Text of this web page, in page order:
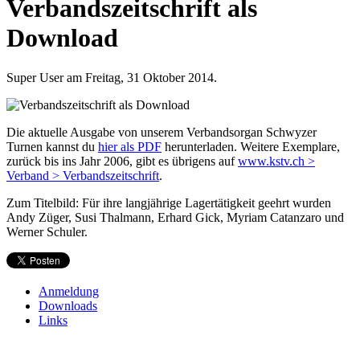
Verbandszeitschrift als
Download
Super User am Freitag, 31 Oktober 2014.
Die aktuelle Ausgabe von unserem Verbandsorgan Schwyzer
Turnen kannst du hier als PDF herunterladen. Weitere Exemplare,
zurück bis ins Jahr 2006, gibt es übrigens aufwww.kstv.ch >
Verband > Verbandszeitschrift.
Zum Titelbild: Für ihre langjährige Lagertätigkeit geehrt wurden
Andy Züger, Susi Thalmann, Erhard Gick, Myriam Catanzaro und
Werner Schuler.
Anmeldung
Downloads
Links